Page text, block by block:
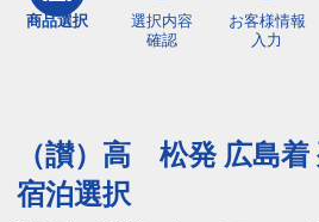
商品選択
選択内容
確認
お客様情報
入力
（讃）高 松発 広島着
宿泊選択